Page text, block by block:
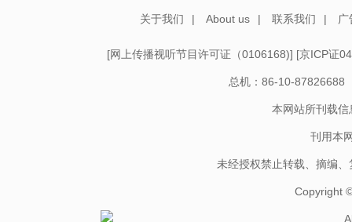
关于我们 | About us | 联系我们 |
[网上传播视听节目许可证（0106168)] [京ICP证
总机：86-10-87826688
本网站所刊载
刊用本
未经授权禁止转载、摘编
Copyright